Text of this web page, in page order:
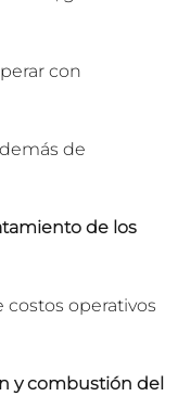
con
de
de los
operativos
y combustión del